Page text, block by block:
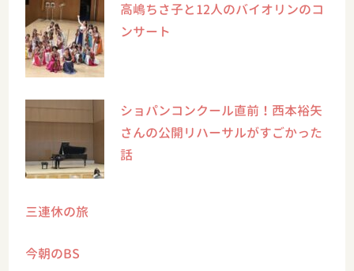
高嶋ちさ子と12人のバイオリンのコ
ンサート
ショパンコンクール直前！西本裕矢
さんの公開リハーサルがすごかった
話
三連休の旅
今朝のBS